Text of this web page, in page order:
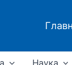
Наука